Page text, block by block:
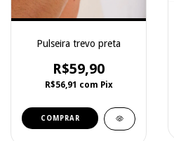
Pulseira trevo preta
R$59,90
R$56,91 com Pix